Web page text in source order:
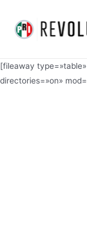
contenido
[fileaway type=»table»
directories=»on»